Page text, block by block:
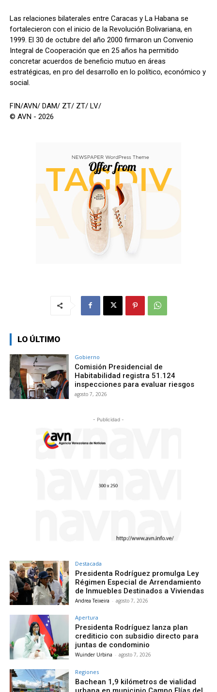
Las relaciones bilaterales entre Caracas y La Habana se
fortalecieron con el inicio de la Revolución Bolivariana, en
1999. El 30 de octubre del año 2000 firmaron un Convenio
Integral de Cooperación que en 25 años ha permitido
concretar acuerdos de beneficio mutuo en áreas
estratégicas, en pro del desarrollo en lo político, económico y
social.
FIN/AVN/ DAM/ ZT/ ZT/ LV/
© AVN - 2026
LO ÚLTIMO
Gobierno
Comisión Presidencial de
Habitabilidad registra 51.124
inspecciones para evaluar riesgos
agosto 7, 2026
- Publicidad -
Destacada
Presidenta Rodríguez promulga Ley
Régimen Especial de Arrendamiento
de Inmuebles Destinados a Viviendas
Andrea Teixeira - agosto 7, 2026
Apertura
Presidenta Rodríguez lanza plan
crediticio con subsidio directo para
juntas de condominio
Wuinder Urbina - agosto 7, 2026
Regiones
Bachean 1,9 kilómetros de vialidad